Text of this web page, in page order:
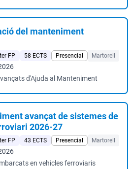
del manteniment
FP 58 ECTS Presencial Martorell
d'Ajuda al Manteniment
avançat de sistemes de
2026-27
FP 43 ECTS Presencial Martorell
en vehicles ferroviaris